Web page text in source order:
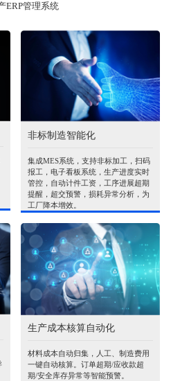
ERP管理系统
非标制造智能化
集成MES系统，支持非标加工，扫码
报工，电子看板系统，生产进度实时
管控，自动计件工资，工序进展超期
提醒，超交预警，损耗异常分析，为
工厂降本增效。
生产成本核算自动化
材料成本自动归集，人工、制造费用
一键自动核算。订单超期/应收款超
期/安全库存异常等智能预警。